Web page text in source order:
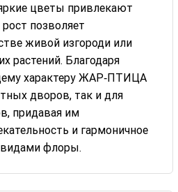
цветы привлекают
позволяет
живой изгороди или
растений. Благодаря
характеру ЖАР‑ПТИЦА
дворов, так и для
придавая им
и гармоничное
видами флоры.